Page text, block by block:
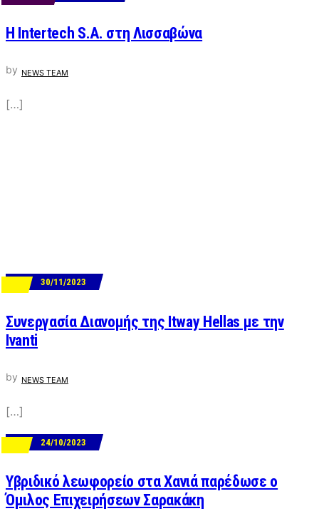
Η Intertech S.A. στη Λισσαβώνα
by NEWS TEAM
[…]
30/11/2023
Συνεργασία Διανομής της Itway Hellas με την
Ivanti
by NEWS TEAM
[…]
24/10/2023
Υβριδικό λεωφορείο στα Χανιά παρέδωσε ο
Όμιλος Επιχειρήσεων Σαρακάκη